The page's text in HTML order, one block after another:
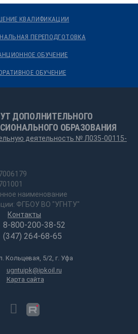
КВАЛИФИКАЦИИ
ПЕРЕПОДГОТОВКА
ОБУЧЕНИЕ
ОБУЧЕНИЕ
ДОПОЛНИТЕЛЬНОГО
ОБРАЗОВАНИЯ
деятельность № Л035-00115-
наименование
ФГБОУ ВО "УГНТУ"
Контакты
8-800-200-38-52
(347) 264-68-65
Кольцевая, 5/2, г. Уфа
ugntuipk@ipkoil.ru
Карта сайта